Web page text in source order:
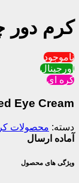
کرم دور
ناموجود
اورجینال
کره ای
Eye Cream
دسته: محصولات
آماده ارسال
ویژگی های محصول